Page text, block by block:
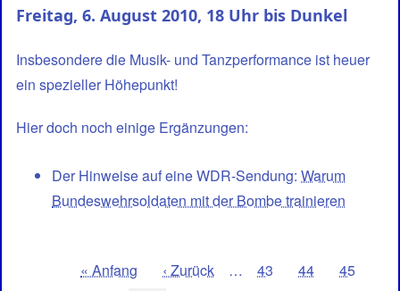
Freitag, 6. August 2010, 18 Uhr bis Dunkel
Insbesondere die Musik- und Tanzperformance ist heuer
ein spezieller Höhepunkt!
Hier doch noch einige Ergänzungen:
Der Hinweise auf eine WDR-Sendung: Warum
Bundeswehrsoldaten mit der Bombe trainieren
Erste
« Anfang
Vorherige
‹ Zurück … Seite
43 Seite
44 Seite
45